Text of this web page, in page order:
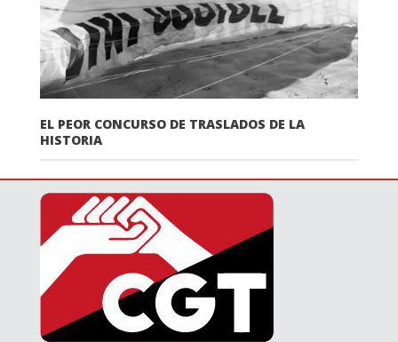
EL PEOR CONCURSO DE TRASLADOS DE LA
HISTORIA